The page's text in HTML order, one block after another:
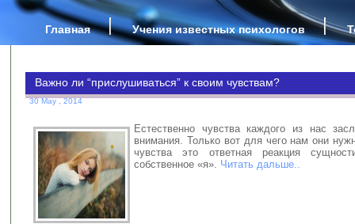
Главная Учения известных психологов
Важно ли “прислушиваться” к своим чувствам?
30 May , 2014
Естественно чувства каждого из нас
внимания. Только вот для чего нам они
чувства это ответная реакция
собственное «я». Читать дальше..